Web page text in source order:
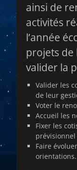
ainsi de
activités
l’année
projets de
valider la
Valider les
de leur
Voter le
Accueil les
Fixer les
prévisionnel
Faire
orientations.